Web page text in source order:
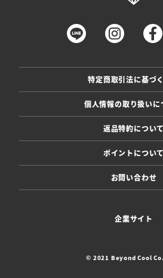
特定商取引法に基づ
個人情報の取り扱いに
返品特約について
ポイントについて
お問い合わせ
企業サイト
© 2021 Beyond Cool